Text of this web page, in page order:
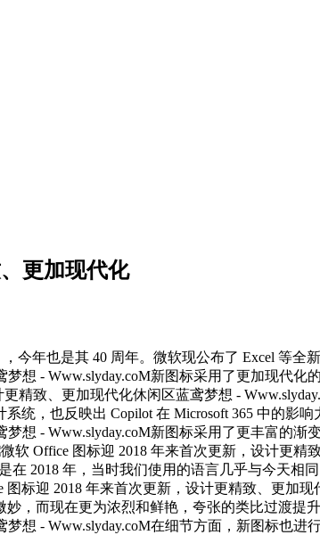
更加现代化
今年也是其 40 周年。微软现公布了 Excel 等全
新图标采用了更加现代化
统，也反映出 Copilot 在 Microsoft 365 中的影响
新图标采用了更丰富的渐
在 2018 年，当时我们使用的语言几乎与今天
，而现在更为浓烈和鲜艳，夸张的类比过渡提
在细节方面，新图标也进